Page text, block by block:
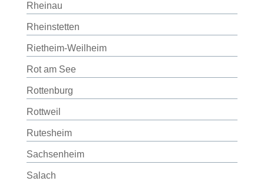
Rheinau
Rheinstetten
Rietheim-Weilheim
Rot am See
Rottenburg
Rottweil
Rutesheim
Sachsenheim
Salach